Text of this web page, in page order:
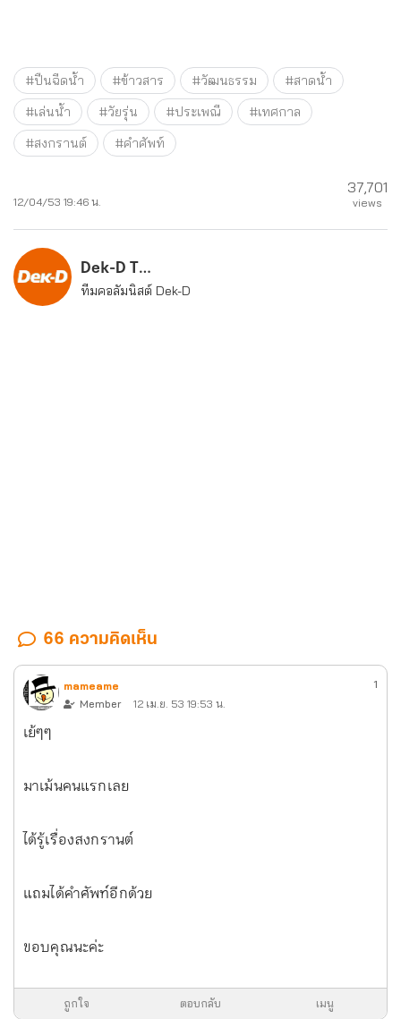
#ปืนฉีดน้ำ #ข้าวสาร #วัฒนธรรม
#สาดน้ำ
#เล่นน้ำ
#วัยรุ่น #ประเพณี
#เทศกาล
#สงกรานต์
#คำศัพท์
12/04/53 19:46 น.
37,701
views
Dek-D Team
ทีมคอลัมนิสต์ Dek-D
66 ความคิดเห็น
mameame
Member
12 เม.ย. 53 19:53 น.
1
เย้ๆๆ
มาเม้นคนแรกเลย
ได้รู้เรื่องสงกรานต์
แถมได้คำศัพท์อีกด้วย
ขอบคุณนะค่ะ
ถูกใจ ตอบกลับ เมนู